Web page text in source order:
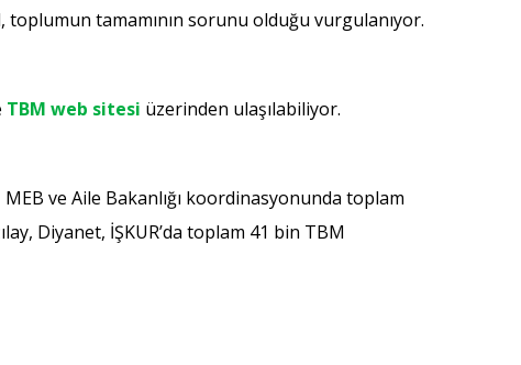
toplumun tamamının sorunu olduğu vurgulanıyor.
TBM web sitesi üzerinden ulaşılabiliyor.
MEB ve Aile Bakanlığı koordinasyonunda toplam
Diyanet, İŞKUR’da toplam 41 bin TBM